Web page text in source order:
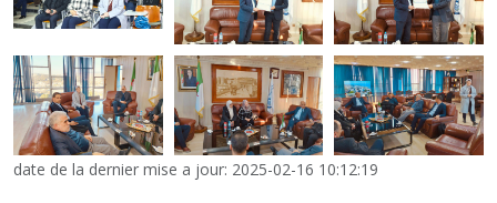
date de la dernier mise a jour: 2025-02-16 10:12:19